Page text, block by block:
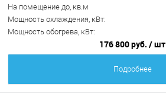
На помещение до, кв.м
Мощность охлаждения, кВт:
Мощность обогрева, кВт:
176 800 руб. / шт
Подробнее